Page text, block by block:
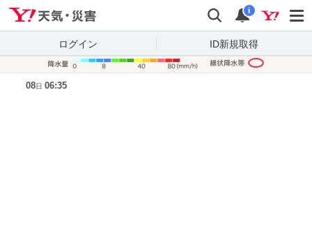
検索 通知
i
ログイン ID新規取得
08日 06:35